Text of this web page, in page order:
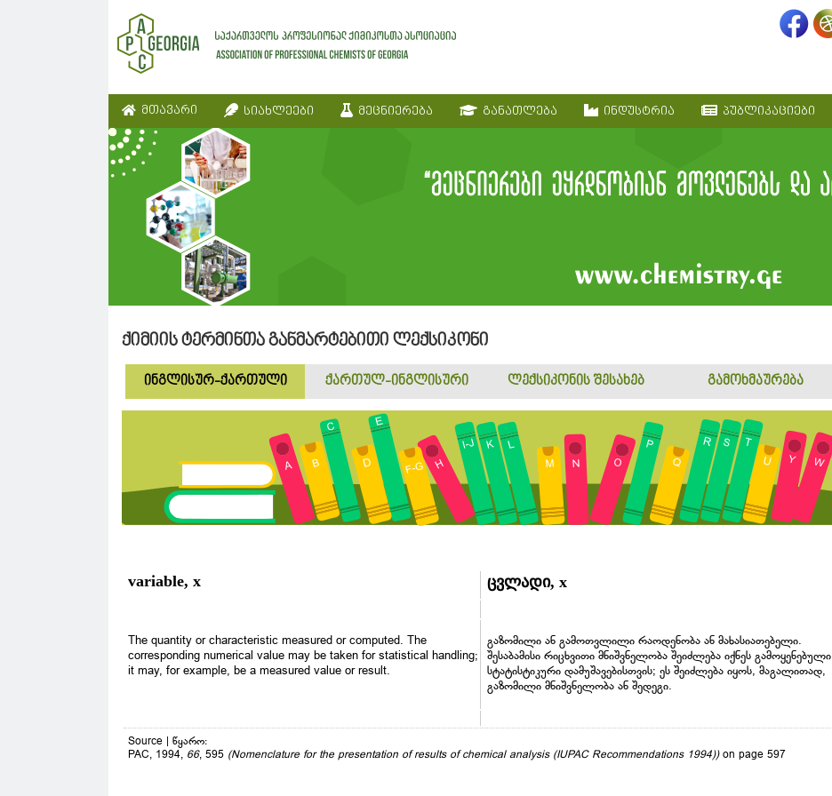
მთავარი სიახლეები მეცნიერება განათლება ინდუსტრია პუბლიკაციები
ქიმიის ტერმინთა განმარტებითი ლექსიკონი
ინგლისურ-ქართული ქართულ-ინგლისური ლექსიკონის შესახებ გამოხმაურება
variable, x ცვლადი, x
The quantity or characteristic measured or computed. The
corresponding numerical value may be taken for statistical handling;
it may, for example, be a measured value or result.
გაზომილი ან გამოთვლილი რაოდენობა ან მახასიათებელი.
შესაბამისი რიცხვითი მნიშვნელობა შეიძლება იქნეს გამოყენებული
სტატისტიკური დამუშავებისთვის; ეს შეიძლება იყოს, მაგალითად,
გაზომილი მნიშვნელობა ან შედეგი.
Source | წყარო:
PAC, 1994, 66, 595 (Nomenclature for the presentation of results of chemical analysis (IUPAC Recommendations 1994)) on page 597